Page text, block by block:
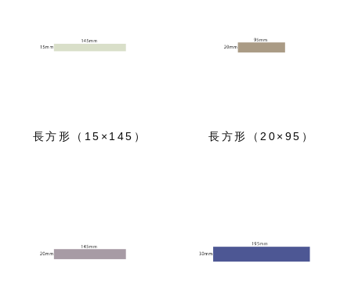
長方形（15×145） 長方形（20×95）